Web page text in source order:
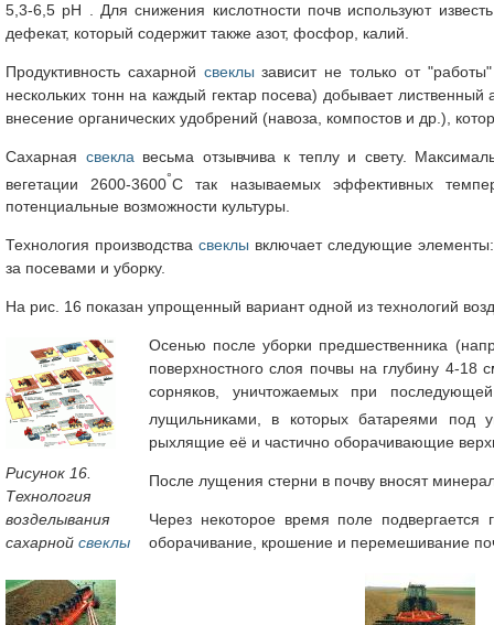
5,3-6,5 рН . Для снижения кислотности почв используют
дефекат, который содержит также азот, фосфор, калий.
Продуктивность сахарной свеклы зависит не только от
нескольких тонн на каждый гектар посева) добывает лиственный
внесение органических удобрений (навоза, компостов и др.),
Сахарная свекла весьма отзывчива к теплу и свету.
вегетации 2600-3600°С так называемых эффективных
потенциальные возможности культуры.
Технология производствасвеклы включает следующие
за посевами и уборку.
На рис. 16 показан упрощенный вариант одной из технологий
Рисунок 16.
Технология
возделывания
сахарной свеклы
Осенью после уборки предшественника
поверхностного слоя почвы на глубину 4-18
сорняков, уничтожаемых при
лущильниками, в которых батареями под
рыхлящие её и частично оборачивающие
После лущения стерни в почву вносят
Через некоторое время поле
оборачивание, крошение и перемешивание